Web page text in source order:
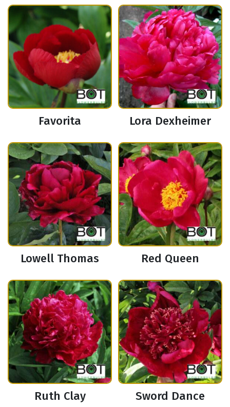
Favorita Lora Dexheimer
Lowell Thomas Red Queen
Ruth Clay Sword Dance